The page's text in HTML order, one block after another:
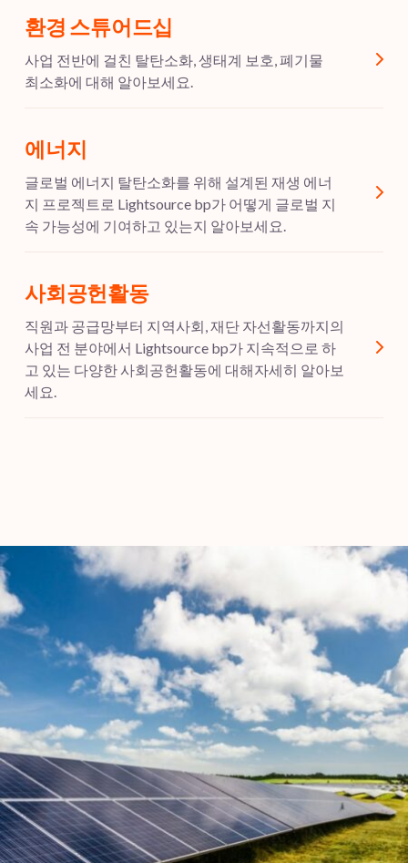
환경 스튜어드십
사업 전반에 걸친 탈탄소화, 생태계 보호, 폐기물
최소화에 대해 알아보세요.
에너지
글로벌 에너지 탈탄소화를 위해 설계된 재생 에너
지 프로젝트로 Lightsource bp가 어떻게 글로벌 지
속 가능성에 기여하고 있는지 알아보세요.
사회공헌활동
직원과 공급망부터 지역사회, 재단 자선활동까지의
사업 전 분야에서 Lightsource bp가 지속적으로 하
고 있는 다양한 사회공헌활동에 대해자세히 알아보
세요.